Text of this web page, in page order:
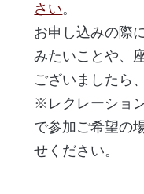
さい。
お申し込みの際
みたいことや、
ございましたら
※レクレーショ
で参加ご希望の
せください。